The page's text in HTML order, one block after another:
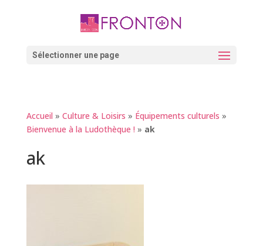
Sélectionner une page
Accueil » Culture & Loisirs » Équipements culturels »
Bienvenue à la Ludothèque ! » ak
ak